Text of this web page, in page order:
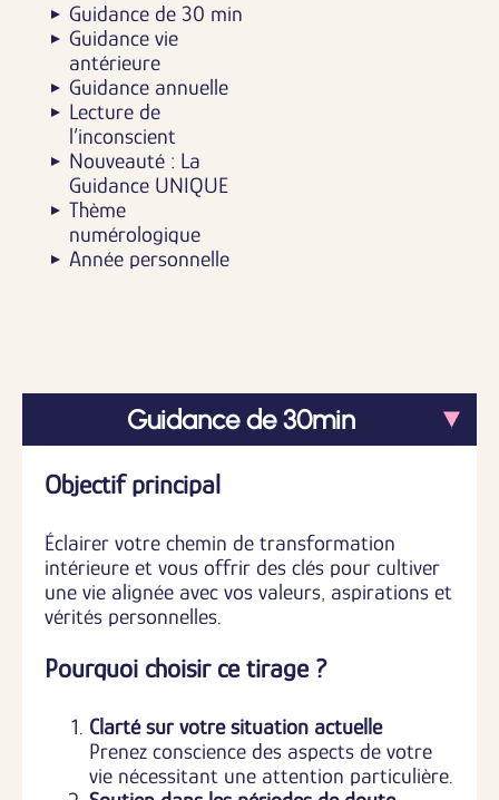
Guidance de 30 min
Guidance vie
antérieure
Guidance annuelle
Lecture de
l’inconscient
Nouveauté : La
Guidance UNIQUE
Thème
numérologique
Année personnelle
Guidance de 30min
Objectif principal
Éclairer votre chemin de transformation
intérieure et vous offrir des clés pour cultiver
une vie alignée avec vos valeurs, aspirations et
vérités personnelles.
Pourquoi choisir ce tirage ?
Clarté sur votre situation actuelle
Prenez conscience des aspects de votre
vie nécessitant une attention particulière.